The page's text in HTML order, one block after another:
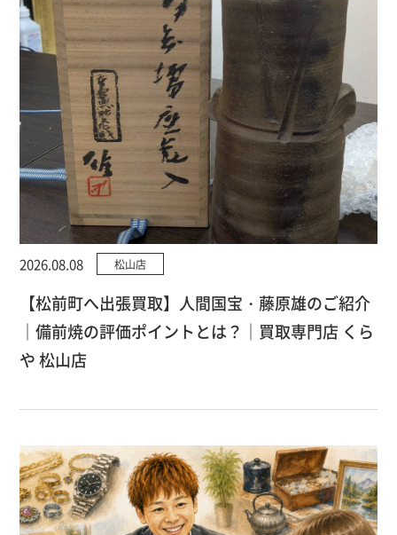
2026.08.08 松山店
【松前町へ出張買取】人間国宝・藤原雄のご紹介
｜備前焼の評価ポイントとは？｜買取専門店 くら
や 松山店